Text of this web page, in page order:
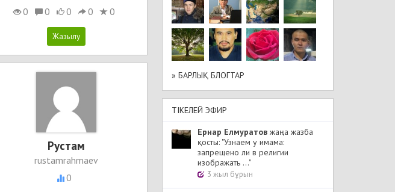
0
0 0 0 0
Рустам
rustamrahmaev
0
» БАРЛЫҚ БЛОГТАР
ТІКЕЛЕЙ ЭФИР
Ернар Елмуратов жаңа жазба
қосты: "Узнаем у имама:
запрещено ли в религии
изображать ..."
3 жыл бұрын